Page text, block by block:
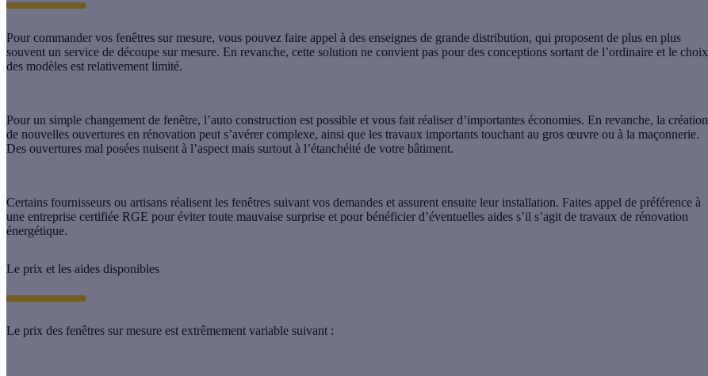
Pour commander vos fenêtres sur mesure, vous pouvez faire appel à des enseignes de grande distribution, qui proposent de plus en plus
souvent un service de découpe sur mesure. En revanche, cette solution ne convient pas pour des conceptions sortant de l’ordinaire et le choix
des modèles est relativement limité.
Pour un simple changement de fenêtre, l’auto construction est possible et vous fait réaliser d’importantes économies. En revanche, la création
de nouvelles ouvertures en rénovation peut s’avérer complexe, ainsi que les travaux importants touchant au gros œuvre ou à la maçonnerie.
Des ouvertures mal posées nuisent à l’aspect mais surtout à l’étanchéité de votre bâtiment.
Certains fournisseurs ou artisans réalisent les fenêtres suivant vos demandes et assurent ensuite leur installation. Faites appel de préférence à
une entreprise certifiée RGE pour éviter toute mauvaise surprise et pour bénéficier d’éventuelles aides s’il s’agit de travaux de rénovation
énergétique.
Le prix et les aides disponibles
Le prix des fenêtres sur mesure est extrêmement variable suivant :